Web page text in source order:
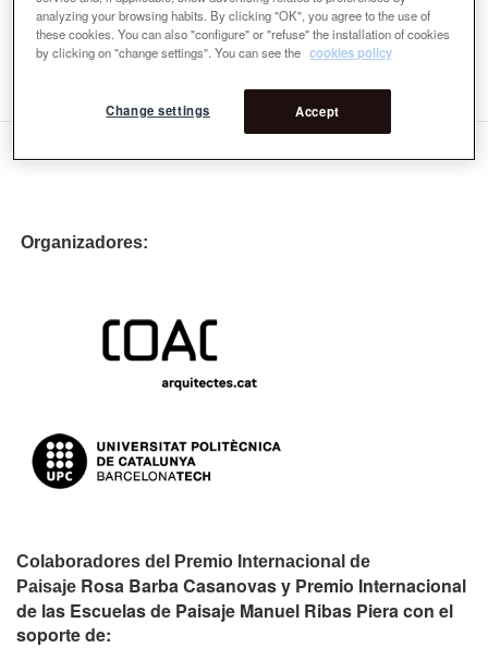
Ponentes
1a Ponentes
7ma Ponentes
Organizadores:
Colaboradores del Premio Internacional de
Paisaje Rosa Barba Casanovas y Premio Internacional
de las Escuelas de Paisaje Manuel Ribas Piera con el
soporte de:
analyzing your browsing habits. By clicking "OK", you agree to the use of
these cookies. You can also "configure" or "refuse" the installation of cookies
by clicking on "change settings". You can see the cookies policy
Accept
Change settings